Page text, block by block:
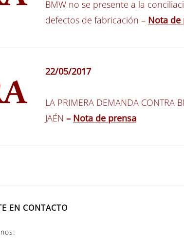
BMW no se presente a la
defectos de fabricación – Nota de
22/05/2017
LA PRIMERA DEMANDA CONTRA
JAÉN – Nota de prensa
EN CONTACTO